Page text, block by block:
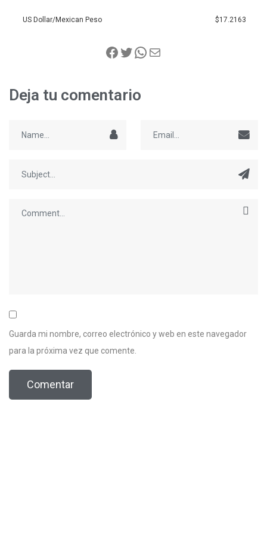
US Dollar/Mexican Peso $17.2163
Deja tu comentario
Guarda mi nombre, correo electrónico y web en este navegador
para la próxima vez que comente.